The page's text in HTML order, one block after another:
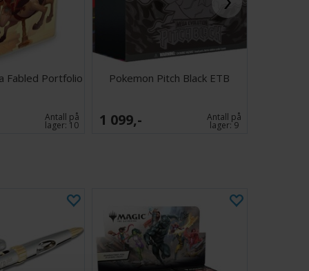
Fabled Portfolio
Antall på
lager: 10
Pokemon Pitch Black ETB
1 099,- Antall på
lager:9